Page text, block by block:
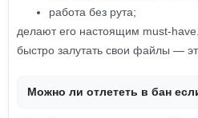
работа без рута;
делают его настоящим must-
быстро залутать свои файлы —
Можно ли отлететь в бан